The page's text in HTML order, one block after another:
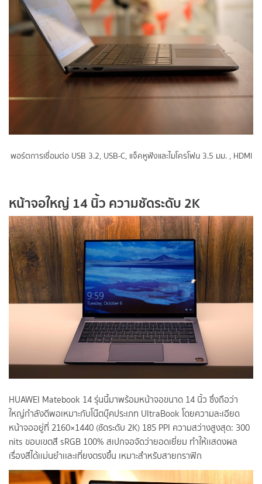
พอร์ตการเชื่อมต่อ USB 3.2, USB-C, แจ็คหูฟังและไมโครโฟน 3.5 มม. , HDMI
หน้าจอใหญ่ 14 นิ้ว ความชัดระดับ 2K
HUAWEI Matebook 14 รุ่นนี้มาพร้อมหน้าจอขนาด 14 นิ้ว ซึ่งถือว่า
ใหญ่กำลังดีพอเหมาะกับโน๊ตบุ๊คประเภท UltraBook โดยความละเอียด
หน้าจออยู่ที่ 2160×1440 (ชัดระดับ 2K) 185 PPI ความสว่างสูงสุด: 300
nits ขอบเขตสี sRGB 100% สเปกจอจัดว่ายอดเยี่ยม ทำให้เเสดงผล
เรื่องสีได้เเม่นยำเเละเที่ยงตรงขึ้น เหมาะสำหรับสายกราฟิก